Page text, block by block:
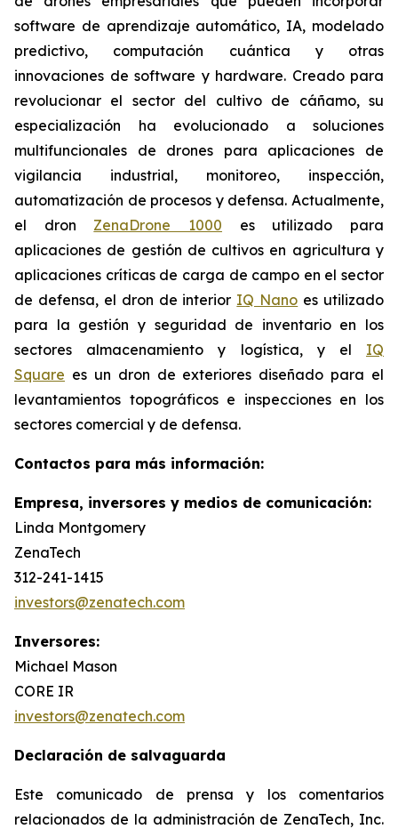
software de aprendizaje automático, IA, modelado
predictivo, computación cuántica y otras
innovaciones de software y hardware. Creado para
revolucionar el sector del cultivo de cáñamo, su
especialización ha evolucionado a soluciones
multifuncionales de drones para aplicaciones de
vigilancia industrial, monitoreo, inspección,
automatización de procesos y defensa. Actualmente,
el dron ZenaDrone 1000 es utilizado para
aplicaciones de gestión de cultivos en agricultura y
aplicaciones críticas de carga de campo en el sector
de defensa, el dron de interior IQ Nano es utilizado
para la gestión y seguridad de inventario en los
sectores almacenamiento y logística, y el IQ
Square es un dron de exteriores diseñado para el
levantamientos topográficos e inspecciones en los
sectores comercial y de defensa.
Contactos para más información:
Empresa, inversores y medios de comunicación:
Linda Montgomery
ZenaTech
312-241-1415
investors@zenatech.com
Inversores:
Michael Mason
CORE IR
investors@zenatech.com
Declaración de salvaguarda
Este comunicado de prensa y los comentarios
relacionados de la administración de ZenaTech, Inc.